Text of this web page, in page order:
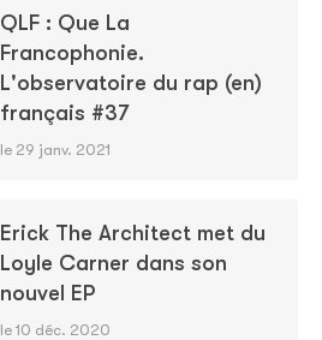
QLF : Que La
Francophonie.
L'observatoire du rap (en)
français #37
le 29 janv. 2021
Erick The Architect met du
Loyle Carner dans son
nouvel EP
le 10 déc. 2020